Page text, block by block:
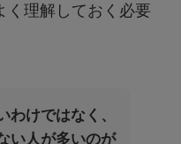
く理解しておく必要
わけではなく、
い人が多いのが